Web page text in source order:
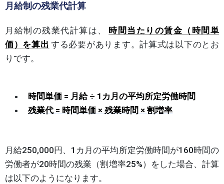
月給制の残業代計算
月給制の残業代計算は、
時間当たりの賃金（時間単
価）を算出 する必要があります。計算式は以下のとお
りです。
時間単価 = 月給 ÷ 1カ月の平均所定労働時間
残業代 = 時間単価 × 残業時間 × 割増率
月給250,000円、1カ月の平均所定労働時間が160時間の
労働者が20時間の残業（割増率25%）をした場合、計算
は以下のようになります。